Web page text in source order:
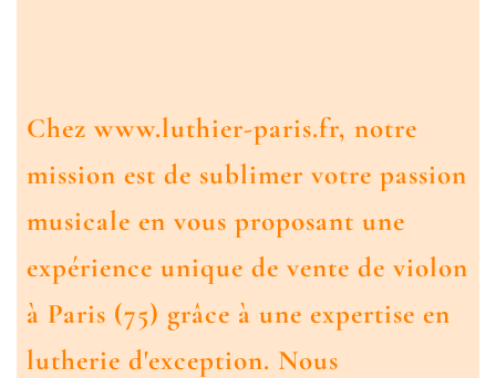
Chez www.luthier-paris.fr, notre
mission est de sublimer votre passion
musicale en vous proposant une
expérience unique devente de violon
à Paris (75) grâce à une expertise en
lutherie d'exception. Nous